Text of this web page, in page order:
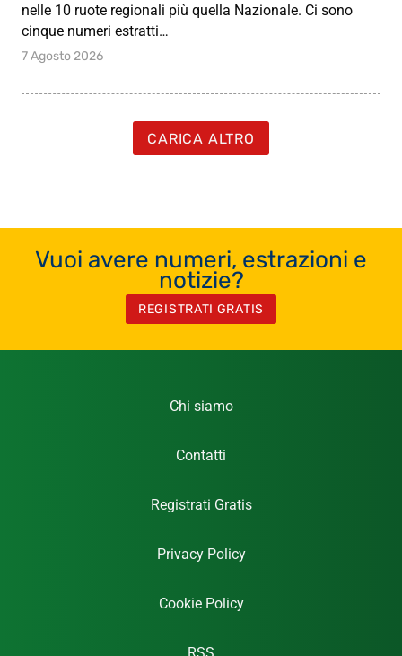
nelle 10 ruote regionali più quella Nazionale. Ci sono
cinque numeri estratti…
7 Agosto 2026
CARICA ALTRO
Vuoi avere numeri, estrazioni e
notizie?
REGISTRATI GRATIS
Chi siamo
Contatti
Registrati Gratis
Privacy Policy
Cookie Policy